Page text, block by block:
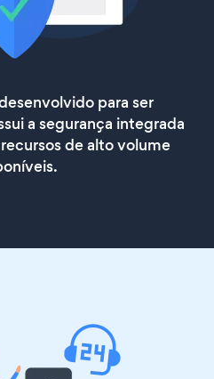
para ser
a segurança integrada
de alto volume